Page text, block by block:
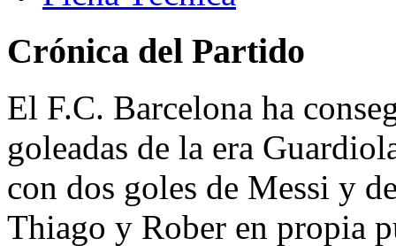
Crónica del Partido
El F.C. Barcelona ha
goleadas de la era
con dos goles de Messi y
Thiago y Rober en propia